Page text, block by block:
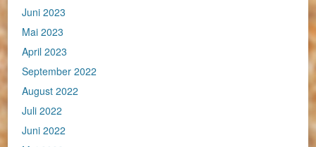
Juni 2023
Mai 2023
April 2023
September 2022
August 2022
Juli 2022
Juni 2022